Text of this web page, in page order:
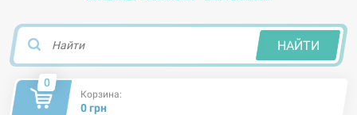
НАЙТИ
0
Корзина:
0 грн